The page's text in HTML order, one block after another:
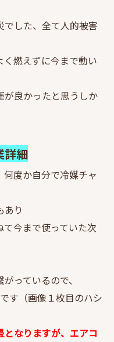
した、全て人的被害
く燃えずに今まで動い
が良かったと思うしか
詳細
度か自分で冷媒チャ
あり
今まで使っていた次
っているので、
す（画像１枚目のハシ
なりますが、エアコ